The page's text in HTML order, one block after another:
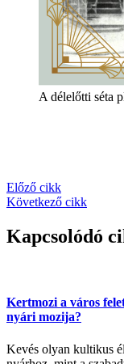
A délelőtti séta
Előző cikk
Következő cikk
Kapcsolódó
Kertmozi a város
nyári mozija?
Kevés olyan kultikus